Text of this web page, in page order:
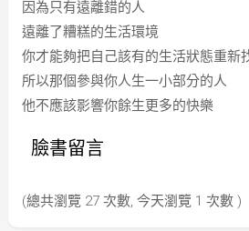
因為只有遠離錯的人
遠離了糟糕的生活環境
你才能夠把自己該有的生活狀態重新
所以那個參與你人生一小部分的人
他不應該影響你餘生更多的快樂
臉書留言
(總共瀏覽 27 次數, 今天瀏覽 1 次數 )